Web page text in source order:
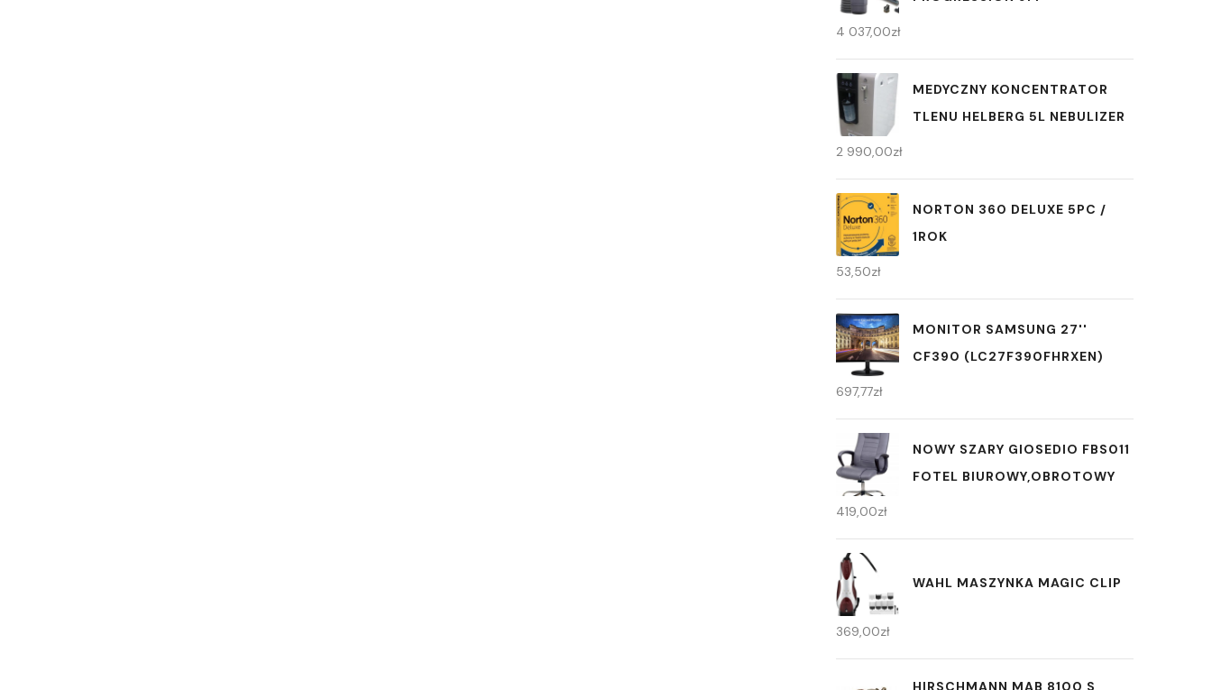
4 037,00zł
MEDYCZNY KONCENTRATOR
TLENU HELBERG 5L NEBULIZER
2 990,00zł
NORTON 360 DELUXE 5PC /
1ROK
53,50zł
MONITOR SAMSUNG 27''
CF390 (LC27F390FHRXEN)
697,77zł
NOWY SZARY GIOSEDIO FBS011
FOTEL BIUROWY,OBROTOWY
419,00zł
WAHL MASZYNKA MAGIC CLIP
369,00zł
HIRSCHMANN MAB 8100 S